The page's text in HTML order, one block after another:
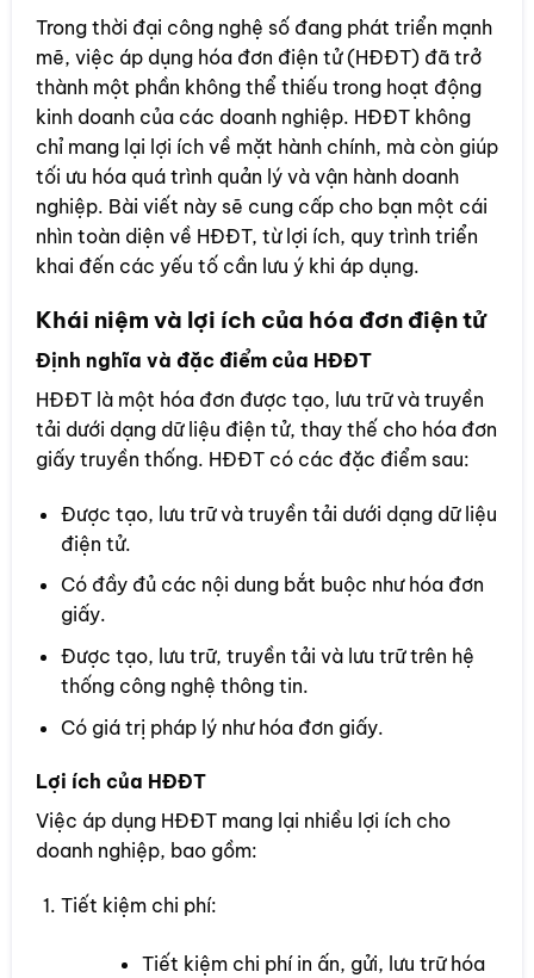
Trong thời đại công nghệ số đang phát triển mạnh
mẽ, việc áp dụng hóa đơn điện tử (HĐĐT) đã trở
thành một phần không thể thiếu trong hoạt động
kinh doanh của các doanh nghiệp. HĐĐT không
chỉ mang lại lợi ích về mặt hành chính, mà còn giúp
tối ưu hóa quá trình quản lý và vận hành doanh
nghiệp. Bài viết này sẽ cung cấp cho bạn một cái
nhìn toàn diện về HĐĐT, từ lợi ích, quy trình triển
khai đến các yếu tố cần lưu ý khi áp dụng.
Khái niệm và lợi ích của hóa đơn điện tử
Định nghĩa và đặc điểm của HĐĐT
HĐĐT là một hóa đơn được tạo, lưu trữ và truyền
tải dưới dạng dữ liệu điện tử, thay thế cho hóa đơn
giấy truyền thống. HĐĐT có các đặc điểm sau:
Được tạo, lưu trữ và truyền tải dưới dạng dữ liệu
điện tử.
Có đầy đủ các nội dung bắt buộc như hóa đơn
giấy.
Được tạo, lưu trữ, truyền tải và lưu trữ trên hệ
thống công nghệ thông tin.
Có giá trị pháp lý như hóa đơn giấy.
Lợi ích của HĐĐT
Việc áp dụng HĐĐT mang lại nhiều lợi ích cho
doanh nghiệp, bao gồm:
Tiết kiệm chi phí:
Tiết kiệm chi phí in ấn, gửi, lưu trữ hóa